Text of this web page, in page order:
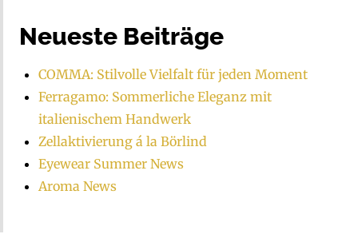
Neueste Beiträge
COMMA: Stilvolle Vielfalt für jeden Moment
Ferragamo: Sommerliche Eleganz mit
italienischem Handwerk
Zellaktivierung á la Börlind
Eyewear Summer News
Aroma News